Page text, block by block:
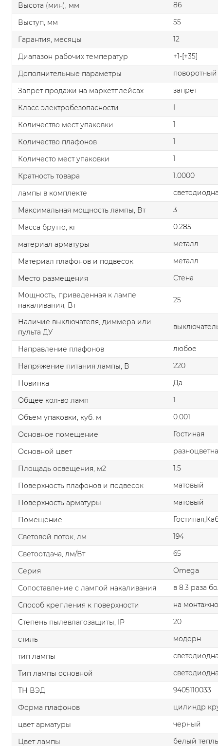
Высота (мин), мм
86
Выступ, мм
55
Гарантия, месяцы
12
Диапазон рабочих температур
+1-[+35]
Дополнительные параметры
Запрет продажи на маркетплейсах
запрет
Класс электробезопасности
I
Количество мест упаковки
1
Количество плафонов
1
Количесто мест упаковки
1
Кратность товара
1.0000
лампы в комплекте
Максимальная мощность лампы, Вт
3
Масса брутто, кг
0.285
материал арматуры
металл
Материал плафонов и подвесок
металл
Место размещения
Стена
Мощность, приведенная к лампе
накаливания, Вт
25
Наличие выключателя, диммера или
пульта ДУ
Направление плафонов
любое
Напряжение питания лампы, В
220
Новинка
Да
Общее кол-во ламп
1
Объем упаковки, куб. м
0.001
Основное помещение
Гостиная
Основной цвет
Площадь освещения, м2
1.5
Поверхность плафонов и подвесок
матовый
Поверхность арматуры
матовый
Помещение
Световой поток, лм
194
Светоотдача, лм/Вт
65
Серия
Omega
Сопоставление с лампой накаливания
в 8.3 раза
Способ крепления к поверхности
на
Степень пылевлагозащиты, IP
20
стиль
модерн
тип лампы
Тип лампы основной
ТН ВЭД
9405110033
Форма плафонов
цилиндр
цвет арматуры
черный
Цвет лампы
белый